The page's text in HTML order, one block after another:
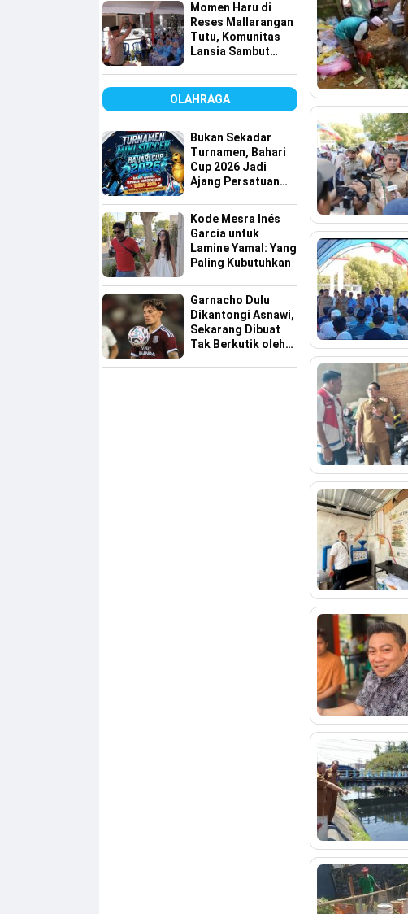
Kurang Mampu
Momen Haru di
Reses Mallarangan
Tutu, Komunitas
Lansia Sambut
OLAHRAGA
Bukan Sekadar
Turnamen, Bahari
Cup 2026 Jadi
Ajang Persatuan
Sinjai
Kode Mesra Inés
García untuk
Lamine Yamal: Yang
Paling Kubutuhkan
Garnacho Dulu
Dikantongi Asnawi,
Sekarang Dibuat
Tak Berkutik oleh